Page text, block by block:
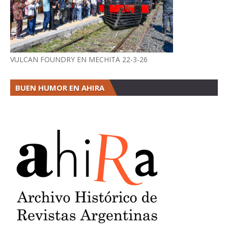
VULCAN FOUNDRY EN MECHITA 22-3-26
BUEN HUMOR EN AHIRA